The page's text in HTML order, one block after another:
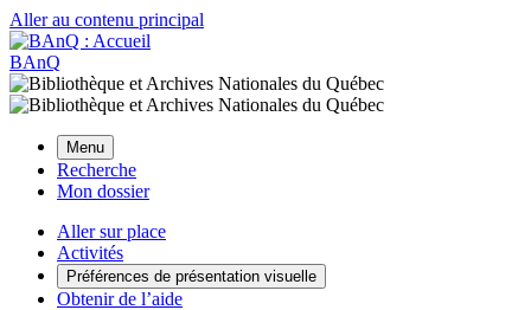
Aller au contenu principal
BAnQ
Menu
Recherche
Mon dossier
Aller sur place
Activités
Préférences de présentation visuelle
Obtenir de l’aide